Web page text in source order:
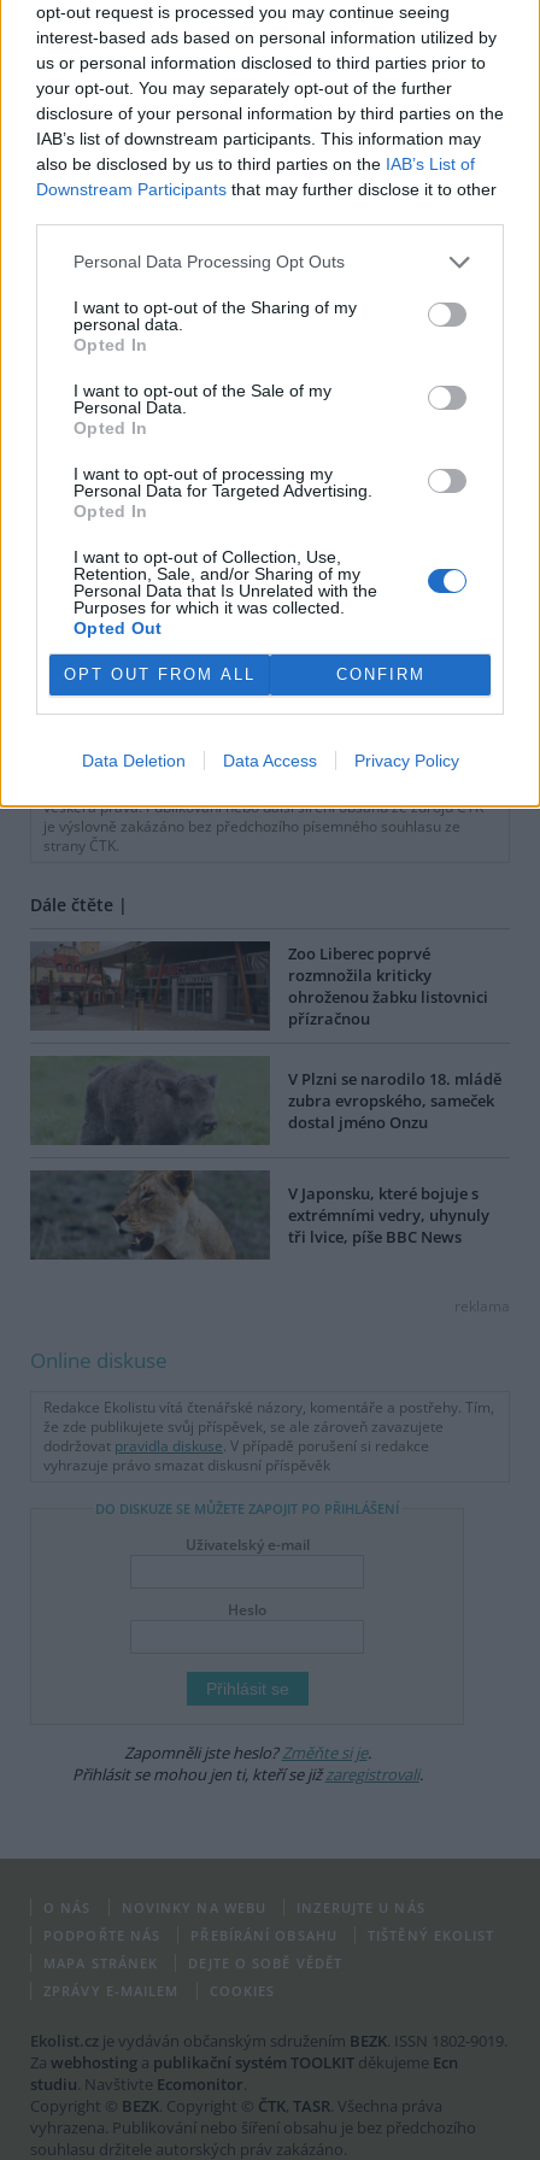
opt-out request is processed you may continue seeing
interest-based ads based on personal information utilized by
us or personal information disclosed to third parties prior to
your opt-out. You may separately opt-out of the further
disclosure of your personal information by third parties on the
IAB’s list of downstream participants. This information may
also be disclosed by us to third parties on the IAB’s List of
Downstream Participants that may further disclose it to other
Personal Data Processing Opt Outs
I want to opt-out of the Sharing of my
personal data.
Opted In
I want to opt-out of the Sale of my
Personal Data.
Opted In
I want to opt-out of processing my
Personal Data for Targeted Advertising.
Opted In
I want to opt-out of Collection, Use,
Retention, Sale, and/or Sharing of my
Personal Data that Is Unrelated with the
Purposes for which it was collected.
Opted Out
OPT OUT FROM ALL CONFIRM
Data Deletion Data Access Privacy Policy
Populaci bongů od 50. let minulého století zdecimovalo
pytláctví kvůli masu a obchod s živými zvířaty a nemoci, a
to zejména epidemie moru skotu v 80. letech. K úbytku
přispěly i degradace a přeměna přirozeného prostředí
bongů v Africe.
reklama
veškerá práva. Publikování nebo další šíření obsahu ze zdrojů ČTK
je výslovně zakázáno bez předchozího písemného souhlasu ze
strany ČTK.
Dále čtěte |
Zoo Liberec poprvé
rozmnožila kriticky
ohroženou žabku listovnici
přízračnou
V Plzni se narodilo 18. mládě
zubra evropského, sameček
dostal jméno Onzu
V Japonsku, které bojuje s
extrémními vedry, uhynuly
tři lvice, píše BBC News
reklama
Online diskuse
Redakce Ekolistu vítá čtenářské názory, komentáře a postřehy. Tím,
že zde publikujete svůj příspěvek, se ale zároveň zavazujete
dodržovat pravidla diskuse. V případě porušení si redakce
vyhrazuje právo smazat diskusní příspěvěk
DO DISKUZE SE MŮŽETE ZAPOJIT PO PŘIHLÁŠENÍ
Uživatelský e-mail
Heslo
Zapomněli jste heslo?Změňte si je.
Přihlásit se mohou jen ti, kteří se jižzaregistrovali.
O NÁS NOVINKY NA WEBU
INZERUJTE U NÁS
PODPOŘTE NÁS
PŘEBÍRÁNÍ OBSAHU
TIŠTĚNÝ EKOLIST
MAPA STRÁNEK
DEJTE O SOBĚ VĚDĚT
ZPRÁVY E-MAILEM
COOKIES
Ekolist.cz je vydáván občanským sdružením BEZK. ISSN 1802-9019.
Za webhosting a publikační systém TOOLKIT děkujeme Ecn
studiu. Navštivte Ecomonitor.
Copyright © BEZK. Copyright © ČTK, TASR. Všechna práva
vyhrazena. Publikování nebo šíření obsahu je bez předchozího
souhlasu držitele autorských práv zakázáno.